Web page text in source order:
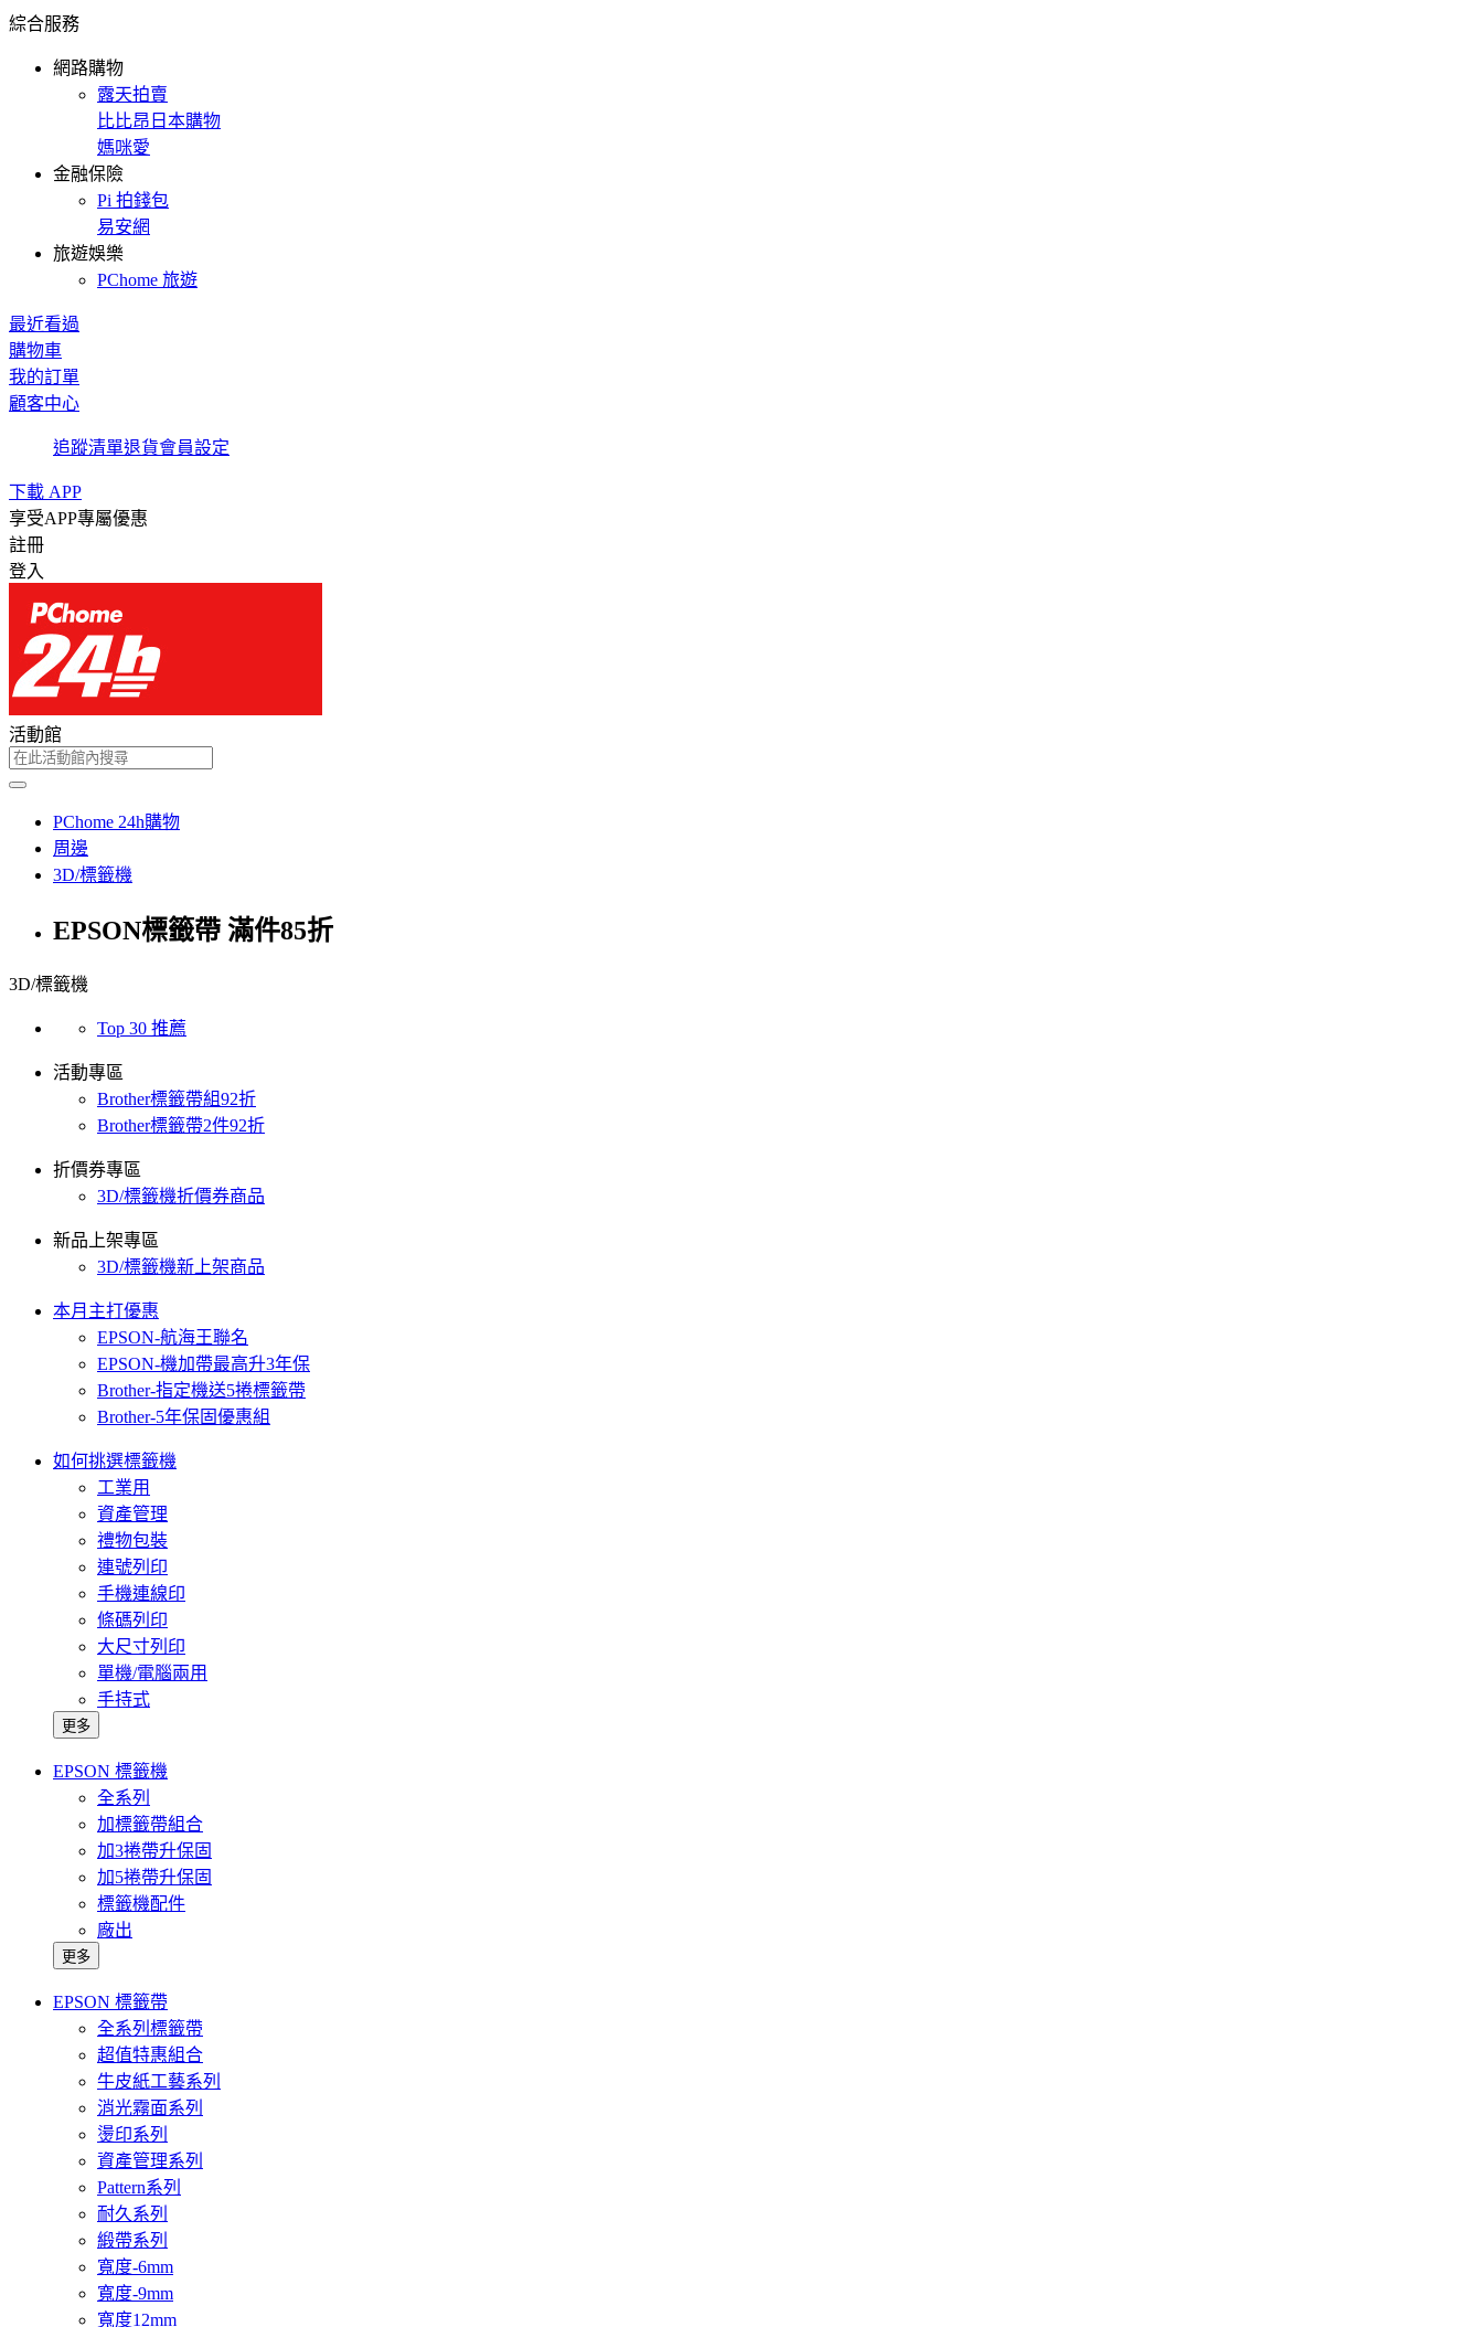
綜合服務
網路購物
露天拍賣
比比昂日本購物
媽咪愛
金融保險
Pi 拍錢包
易安網
旅遊娛樂
PChome 旅遊
最近看過
購物車
我的訂單
顧客中心
追蹤清單退貨會員設定
下載 APP
享受APP專屬優惠
註冊
登入
活動館
PChome 24h購物
周邊
3D/標籤機
EPSON標籤帶 滿件85折
3D/標籤機
Top 30 推薦
活動專區
Brother標籤帶組92折
Brother標籤帶2件92折
折價券專區
3D/標籤機折價券商品
新品上架專區
3D/標籤機新上架商品
本月主打優惠
EPSON-航海王聯名
EPSON-機加帶最高升3年保
Brother-指定機送5捲標籤帶
Brother-5年保固優惠組
如何挑選標籤機
工業用
資產管理
禮物包裝
連號列印
手機連線印
條碼列印
大尺寸列印
單機/電腦兩用
手持式
更多
EPSON 標籤機
全系列
加標籤帶組合
加3捲帶升保固
加5捲帶升保固
標籤機配件
廠出
更多
EPSON 標籤帶
全系列標籤帶
超值特惠組合
牛皮紙工藝系列
消光霧面系列
燙印系列
資產管理系列
Pattern系列
耐久系列
緞帶系列
寬度-6mm
寬度-9mm
寬度12mm